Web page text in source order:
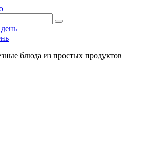
блюда из простых продуктов